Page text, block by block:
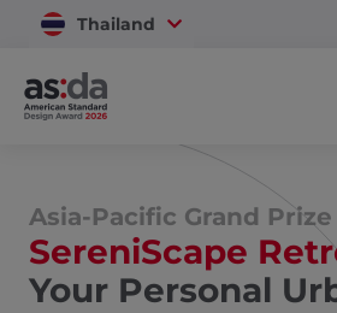
Thailand
Vietnam
Asia-Pacific Grand
SereniScape
Your Personal